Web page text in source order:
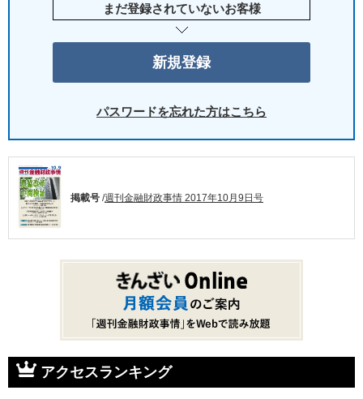
まだ登録されていないお客様
パスワードを忘れた方はこちら
掲載号 /週刊金融財政事情 2017年10月9日号
アクセスランキング